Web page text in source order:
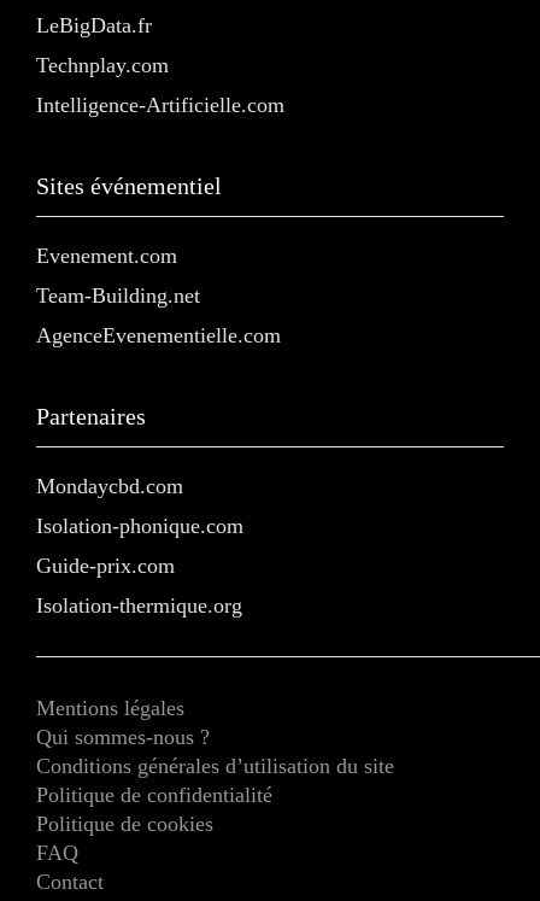
LeBigData.fr
Technplay.com
Intelligence-Artificielle.com
Sites événementiel
Evenement.com
Team-Building.net
AgenceEvenementielle.com
Partenaires
Mondaycbd.com
Isolation-phonique.com
Guide-prix.com
Isolation-thermique.org
Mentions légales
Qui sommes-nous ?
Conditions générales d’utilisation du site
Politique de confidentialité
Politique de cookies
FAQ
Contact